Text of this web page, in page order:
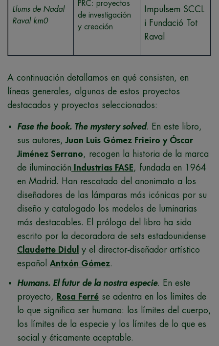
Llums de Nadal
Raval km0
PRC: proyectos
de investigación
y creación
Impulsem SCCL
i Fundació Tot
Raval
A continuación detallamos en qué consisten, en
líneas generales, algunos de estos proyectos
destacados y proyectos seleccionados:
Fase the book. The mystery solved. En este libro,
sus autores, Juan Luis Gómez Frieiro y Óscar
Jiménez Serrano, recogen la historia de la marca
de iluminación Industrias FASE, fundada en 1964
en Madrid. Han rescatado del anonimato a los
diseñadores de las lámparas más icónicas por su
diseño y catalogado los modelos de luminarias
más destacables. El prólogo del libro ha sido
escrito por la decoradora de sets estadounidense
Claudette Didul
y el director-diseñador artístico
español Antxón Gómez.
Humans. El futur de la nostra especie. En este
proyecto,
Rosa Ferré se adentra en los límites de
lo que significa ser humano: los límites del cuerpo,
los límites de la especie y los límites de lo que es
social y éticamente aceptable.